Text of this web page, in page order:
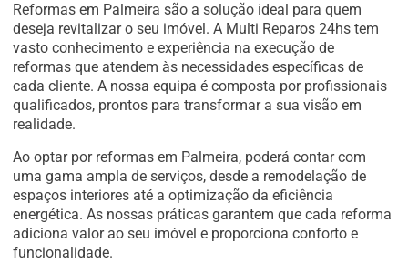
Reformas em Palmeira são a solução ideal para quem
deseja revitalizar o seu imóvel. A Multi Reparos 24hs tem
vasto conhecimento e experiência na execução de
reformas que atendem às necessidades específicas de
cada cliente. A nossa equipa é composta por profissionais
qualificados, prontos para transformar a sua visão em
realidade.
Ao optar por reformas em Palmeira, poderá contar com
uma gama ampla de serviços, desde a remodelação de
espaços interiores até a optimização da eficiência
energética. As nossas práticas garantem que cada reforma
adiciona valor ao seu imóvel e proporciona conforto e
funcionalidade.